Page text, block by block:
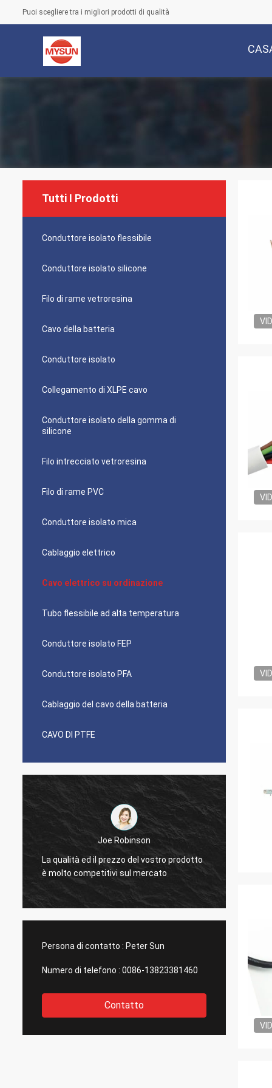
Puoi scegliere tra i migliori prodotti di qualità
Tutti I Prodotti
Conduttore isolato flessibile
Conduttore isolato silicone
Filo di rame vetroresina
Cavo della batteria
Conduttore isolato
Collegamento di XLPE cavo
Conduttore isolato della gomma di
silicone
Filo intrecciato vetroresina
Filo di rame PVC
Conduttore isolato mica
Cablaggio elettrico
Cavo elettrico su ordinazione
Tubo flessibile ad alta temperatura
Conduttore isolato FEP
Conduttore isolato PFA
Cablaggio del cavo della batteria
CAVO DI PTFE
Joe Robinson
La qualità ed il prezzo del vostro prodotto
è molto competitivi sul mercato
Persona di contatto : Peter Sun
Numero di telefono : 0086-13823381460
Contatto